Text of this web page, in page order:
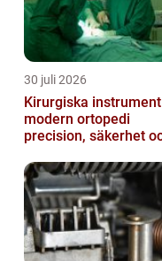
30 juli 2026
Kirurgiska
modern ortopedi
precision, säkerhet